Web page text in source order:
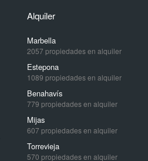
Alquiler
Marbella
2057 propiedades en alquiler
Estepona
1089 propiedades en alquiler
Benahavís
779 propiedades en alquiler
Mijas
607 propiedades en alquiler
Torrevieja
570 propiedades en alquiler